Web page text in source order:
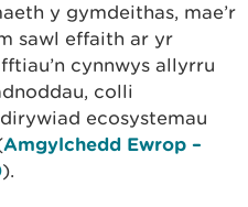
y gymdeithas, mae’r
sawl effaith ar yr
cynnwys allyrru
colli
ecosystemau
Amgylchedd Ewrop –
).